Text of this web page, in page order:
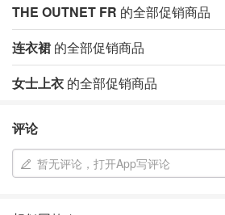
THE OUTNET FR 的全部促销商品
连衣裙 的全部促销商品
女士上衣 的全部促销商品
评论
暂无评论，打开App写评论